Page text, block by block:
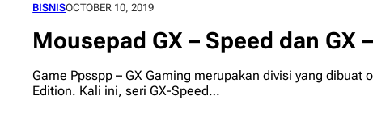
BISNISOCTOBER 10, 2019
Mousepad GX – Speed dan
Game Ppsspp – GX Gaming merupakan divisi yang
Edition. Kali ini, seri GX-Speed…